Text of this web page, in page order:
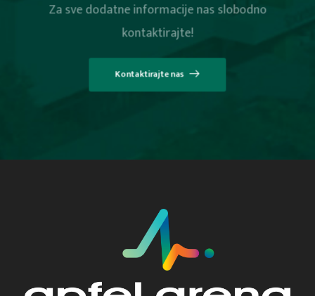
Za sve dodatne informacije nas slobodno
kontaktirajte!
Kontaktirajte nas